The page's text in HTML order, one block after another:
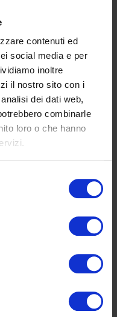
contenuti ed
social media e per
inoltre
il nostro sito con i
dei dati web,
combinarle
loro o che hanno
Policy